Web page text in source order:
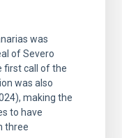
was
of Severo
first call of the
was also
making the
to have
three